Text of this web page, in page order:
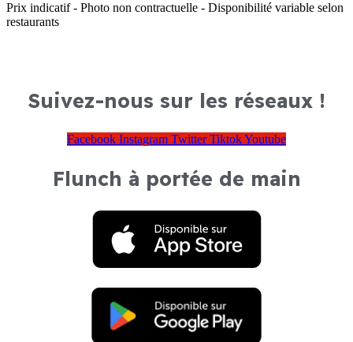
Prix indicatif - Photo non contractuelle - Disponibilité variable selon
restaurants
Suivez-nous sur les réseaux !
Facebook Instagram Twitter TiktokYoutube
Flunch à portée de main